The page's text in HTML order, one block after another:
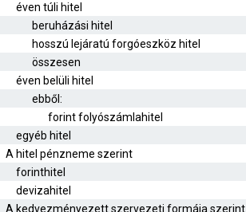
éven túli hitel
beruházási hitel
hosszú lejáratú forgóeszköz hitel
összesen
éven belüli hitel
ebből:
forint folyószámlahitel
egyéb hitel
A hitel pénzneme szerint
forinthitel
devizahitel
A kedvezményezett szervezeti formája szerint